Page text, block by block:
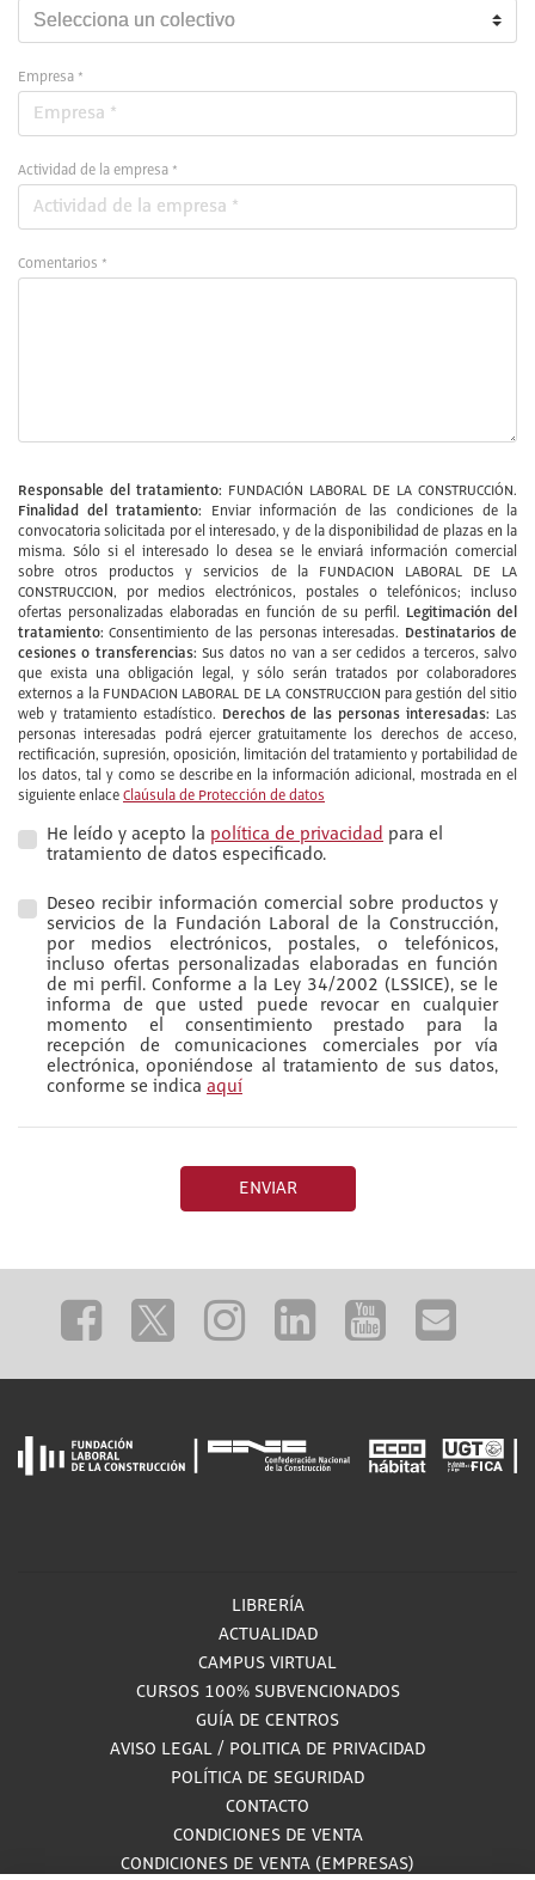
Empresa *
Actividad de la empresa *
Comentarios *
Responsable del tratamiento: FUNDACIÓN LABORAL DE LA CONSTRUCCIÓN.
Finalidad del tratamiento:
Enviar información de las condiciones de la
convocatoria solicitada por el interesado, y de la disponibilidad de plazas en la
misma. Sólo si el interesado lo desea se le enviará información comercial
sobre otros productos y servicios de la FUNDACION LABORAL DE LA
CONSTRUCCION, por medios electrónicos, postales o telefónicos; incluso
ofertas personalizadas elaboradas en función de su perfil. Legitimación del
tratamiento: Consentimiento de las personas interesadas. Destinatarios de
cesiones o transferencias: Sus datos no van a ser cedidos a terceros, salvo
que exista una obligación legal, y sólo serán tratados por colaboradores
externos a la FUNDACION LABORAL DE LA CONSTRUCCION para gestión del sitio
web y tratamiento estadístico. Derechos de las personas interesadas: Las
personas interesadas podrá ejercer gratuitamente los derechos de acceso,
rectificación, supresión, oposición, limitación del tratamiento y portabilidad de
los datos, tal y como se describe en la información adicional, mostrada en el
siguiente enlace Claúsula de Protección de datos
He leído y acepto la política de privacidad para el
tratamiento de datos especificado.
Deseo recibir información comercial sobre productos y
servicios de la Fundación Laboral de la Construcción,
por medios electrónicos, postales, o telefónicos,
incluso ofertas personalizadas elaboradas en función
de mi perfil. Conforme a la Ley 34/2002 (LSSICE), se le
informa de que usted puede revocar en cualquier
momento el consentimiento prestado para la
recepción de comunicaciones comerciales por vía
electrónica, oponiéndose al tratamiento de sus datos,
conforme se indica aquí
ENVIAR
LIBRERÍA
ACTUALIDAD
CAMPUS VIRTUAL
CURSOS 100% SUBVENCIONADOS
GUÍA DE CENTROS
AVISO LEGAL / POLITICA DE PRIVACIDAD
POLÍTICA DE SEGURIDAD
CONTACTO
CONDICIONES DE VENTA
CONDICIONES DE VENTA (EMPRESAS)